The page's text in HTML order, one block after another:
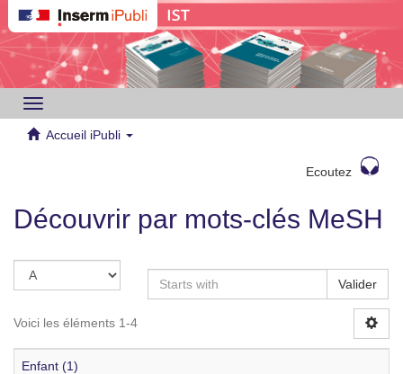
Toggle
navigation
Accueil iPubli
Ecoutez
Découvrir par mots-clés MeSH
Valider
Voici les éléments 1-4
Enfant (1)